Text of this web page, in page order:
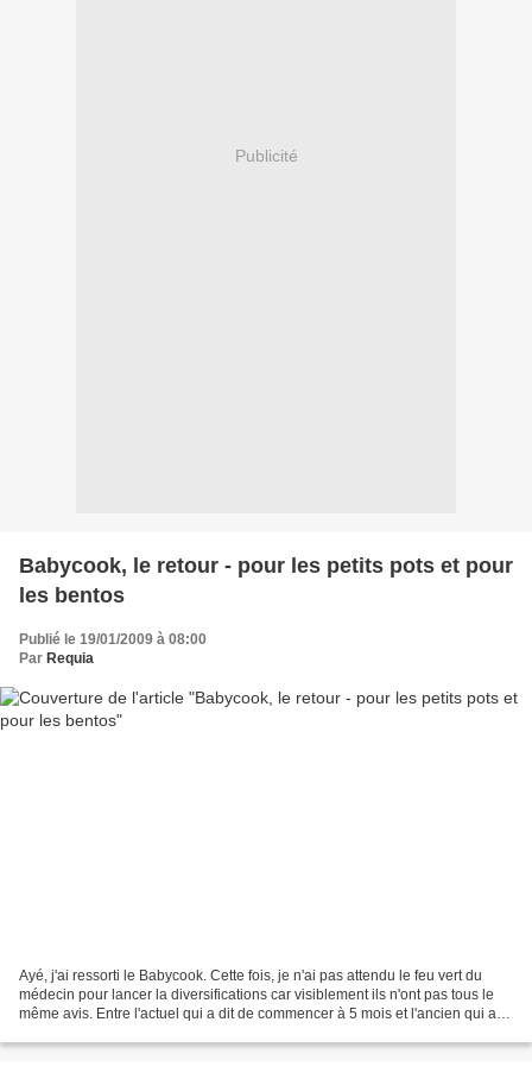
Publicité
Babycook, le retour - pour les petits pots et pour
les bentos
Publié le 19/01/2009 à 08:00
Par Requia
Ayé, j'ai ressorti le Babycook. Cette fois, je n'ai pas attendu le feu vert du
médecin pour lancer la diversifications car visiblement ils n'ont pas tous le
même avis. Entre l'actuel qui a dit de commencer à 5 mois et l'ancien qui a